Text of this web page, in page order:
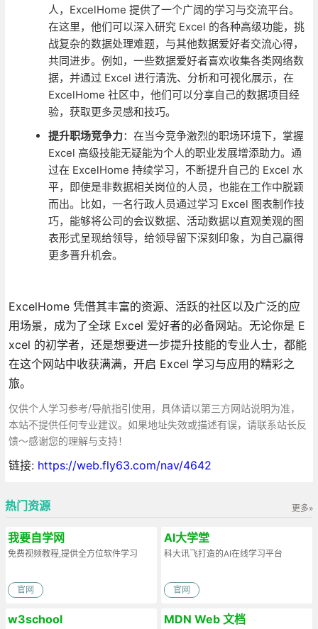
人，ExcelHome 提供了一个广阔的学习与交流平台。
在这里，他们可以深入研究 Excel 的各种高级功能，挑
战复杂的数据处理难题，与其他数据爱好者交流心得，
共同进步。例如，一些数据爱好者喜欢收集各类网络数
据，并通过 Excel 进行清洗、分析和可视化展示，在
ExcelHome 社区中，他们可以分享自己的数据项目经
验，获取更多灵感和技巧。
提升职场竞争力：在当今竞争激烈的职场环境下，掌握
Excel 高级技能无疑能为个人的职业发展增添助力。通
过在 ExcelHome 持续学习，不断提升自己的 Excel 水
平，即使是非数据相关岗位的人员，也能在工作中脱颖
而出。比如，一名行政人员通过学习 Excel 图表制作技
巧，能够将公司的会议数据、活动数据以直观美观的图
表形式呈现给领导，给领导留下深刻印象，为自己赢得
更多晋升机会。
ExcelHome 凭借其丰富的资源、活跃的社区以及广泛的应
用场景，成为了全球 Excel 爱好者的必备网站。无论你是 E
xcel 的初学者，还是想要进一步提升技能的专业人士，都能
在这个网站中收获满满，开启 Excel 学习与应用的精彩之
旅。
仅供个人学习参考/导航指引使用，具体请以第三方网站说明为准，
本站不提供任何专业建议。如果地址失效或描述有误，请联系站长反
馈～感谢您的理解与支持！
链接: https://web.fly63.com/nav/4642
更多»
热门资源
我要自学网
免费视频教程,提供全方位软件学习
官网
AI大学堂
科大讯飞打造的AI在线学习平台
官网
w3school MDN Web 文档